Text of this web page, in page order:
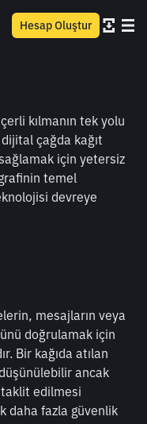
Hesap Oluştur
kılmanın tek yolu
çağda kağıt
için yetersiz
temel
devreye
mesajların veya
doğrulamak için
Bir kağıda atılan
ancak
edilmesi
daha fazla güvenlik